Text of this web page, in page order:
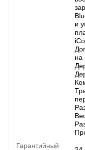
и
на
Гарантийный